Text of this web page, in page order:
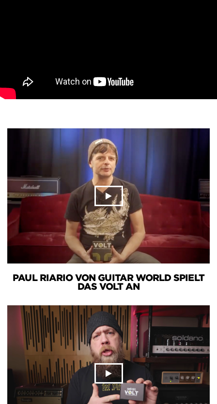
PAUL RIARIO VON GUITAR WORLD SPIELT
DAS VOLT AN